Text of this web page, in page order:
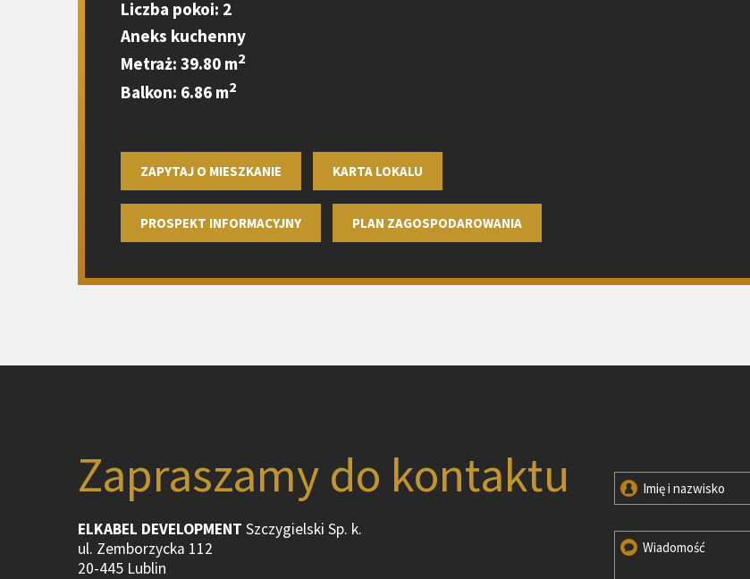
Liczba pokoi: 2
Aneks kuchenny
Metraż: 39.80 m2
Balkon: 6.86 m2
ZAPYTAJ O MIESZKANIE KARTA LOKALU
PROSPEKT INFORMACYJNY PLAN ZAGOSPODAROWANIA
Zapraszamy do kontaktu
ELKABEL DEVELOPMENT Szczygielski Sp. k.
ul. Zemborzycka 112
20-445 Lublin
Imię i nazwisko
Wiadomość